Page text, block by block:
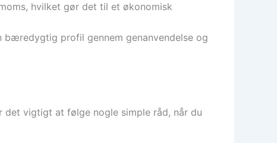
hvilket gør det til et økonomisk
profil gennem genanvendelse og
vigtigt at følge nogle simple råd, når du